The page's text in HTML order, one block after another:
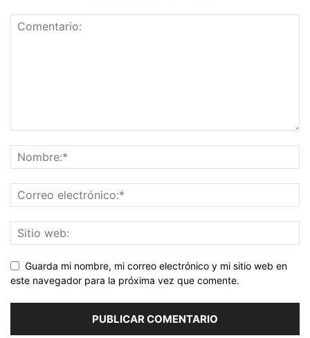
Guarda mi nombre, mi correo electrónico y mi sitio web en
este navegador para la próxima vez que comente.